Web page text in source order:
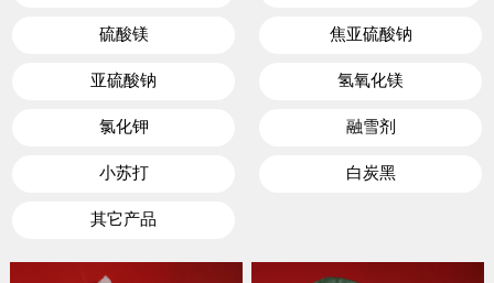
硫酸镁 焦亚硫酸钠
亚硫酸钠 氢氧化镁
氯化钾 融雪剂
小苏打 白炭黑
其它产品